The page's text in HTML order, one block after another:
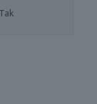
Tak